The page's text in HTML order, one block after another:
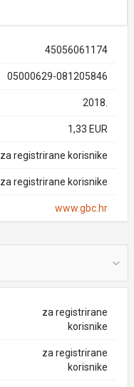
45056061174
05000629-081205846
2018.
1,33 EUR
za registrirane korisnike
za registrirane korisnike
www.gbc.hr
za registrirane
korisnike
za registrirane
korisnike